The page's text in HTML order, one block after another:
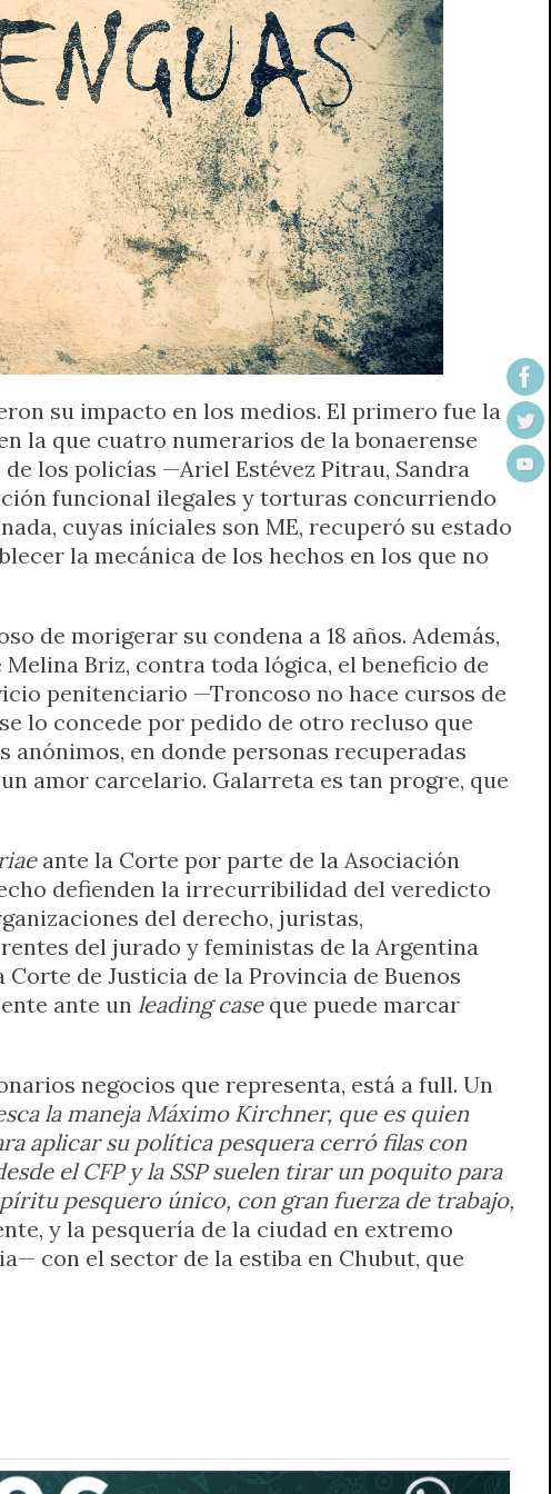
su impacto en los medios. El primero fue la
la que cuatro numerarios de la bonaerense
los policías —Ariel Estévez Pitrau, Sandra
funcional ilegales y torturas concurriendo
cuyas iníciales son ME, recuperó su estado
la mecánica de los hechos en los que no
de morigerar su condena a 18 años. Además,
Briz, contra toda lógica, el beneficio de
penitenciario —Troncoso no hace cursos de
lo concede por pedido de otro recluso que
anónimos, en donde personas recuperadas
amor carcelario. Galarreta es tan progre, que
ante la Corte por parte de la Asociación
defienden la irrecurribilidad del veredicto
del derecho, juristas,
del jurado y feministas de la Argentina
de Justicia de la Provincia de Buenos
ante un leading caseque puede marcar
negocios que representa, está a full. Un
la maneja Máximo Kirchner, que es quien
aplicar su política pesquera cerró filas con
el CFP y la SSP suelen tirar un poquito para
pesquero único, con gran fuerza de trabajo,
y la pesquería de la ciudad en extremo
con el sector de la estiba en Chubut, que